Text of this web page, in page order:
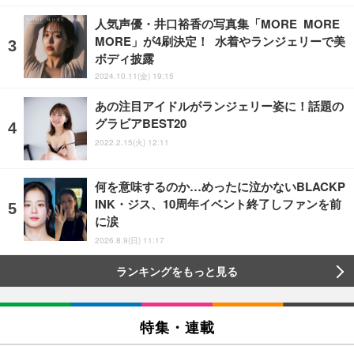
人気声優・井口裕香の写真集「MORE MORE
MORE」が4刷決定！ 水着やランジェリーで美
ボディ披露
2024.10.11(金) 19:15
あの注目アイドルがランジェリー姿に！話題の
グラビアBEST20
2022.2.15(火) 12:11
何を意味するのか…めったに泣かないBLACKP
INK・ジス、10周年イベント終了しファンを前
に涙
2026.8.9(日) 11:17
ランキングをもっと見る
特集・連載